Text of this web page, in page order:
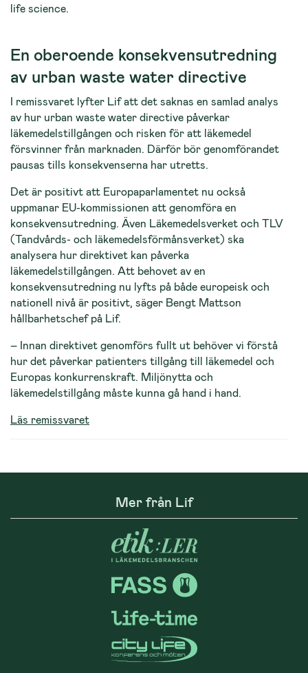
life science.
En oberoende konsekvensutredning
av urban waste water directive
I remissvaret lyfter Lif att det saknas en samlad analys
av hur urban waste water directive påverkar
läkemedelstillgången och risken för att läkemedel
försvinner från marknaden. Därför bör genomförandet
pausas tills konsekvenserna har utretts.
Det är positivt att Europaparlamentet nu också
uppmanar EU-kommissionen att genomföra en
konsekvensutredning. Även Läkemedelsverket och TLV
(Tandvårds- och läkemedelsförmånsverket) ska
analysera hur direktivet kan påverka
läkemedelstillgången. Att behovet av en
konsekvensutredning nu lyfts på både europeisk och
nationell nivå är positivt, säger Bengt Mattson
hållbarhetschef på Lif.
– Innan direktivet genomförs fullt ut behöver vi förstå
hur det påverkar patienters tillgång till läkemedel och
Europas konkurrenskraft. Miljönytta och
läkemedelstillgång måste kunna gå hand i hand.
Läs remissvaret
Mer från Lif